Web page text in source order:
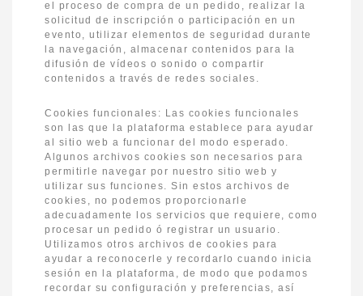
el proceso de compra de un pedido, realizar la
solicitud de inscripción o participación en un
evento, utilizar elementos de seguridad durante
la navegación, almacenar contenidos para la
difusión de vídeos o sonido o compartir
contenidos a través de redes sociales.
Cookies funcionales: Las cookies funcionales
son las que la plataforma establece para ayudar
al sitio web a funcionar del modo esperado.
Algunos archivos cookies son necesarios para
permitirle navegar por nuestro sitio web y
utilizar sus funciones. Sin estos archivos de
cookies, no podemos proporcionarle
adecuadamente los servicios que requiere, como
procesar un pedido ó registrar un usuario.
Utilizamos otros archivos de cookies para
ayudar a reconocerle y recordarlo cuando inicia
sesión en la plataforma, de modo que podamos
recordar su configuración y preferencias, así